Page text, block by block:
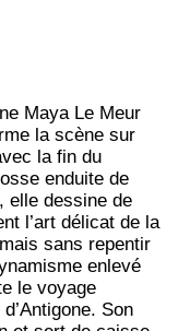
Maya Le Meur
la scène sur
la fin du
enduite de
elle dessine de
l’art délicat de la
sans repentir
enlevé
le voyage
Son